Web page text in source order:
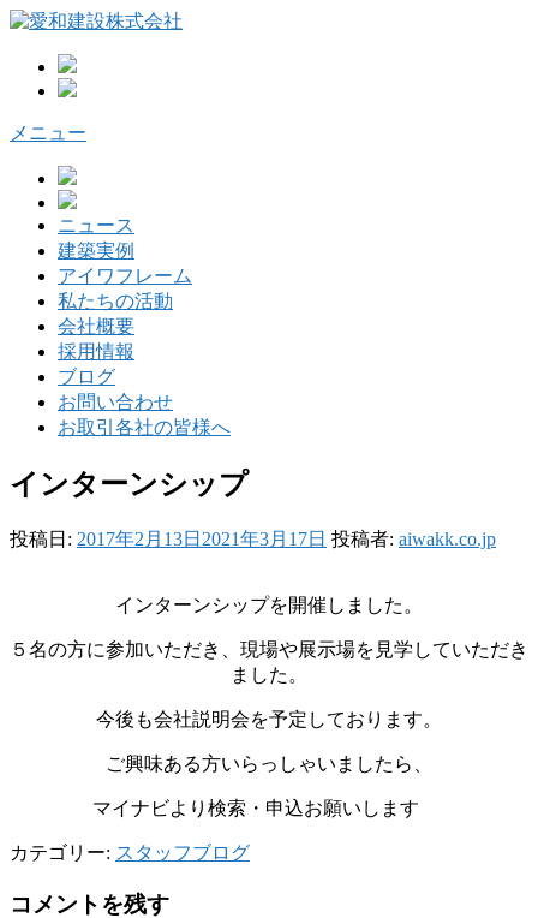
コ
へ
メニュー
ニュース
建築実例
アイワフレーム
私たちの活動
会社概要
採用情報
ブログ
お問い合わせ
お取引各社の皆様へ
インターンシップ
投稿日: 2017年2月13日 2021年3月17日 投稿者: aiwakk.co.jp
インターンシップを開催しました。
５名の方に参加いただき、現場や展示場を見学していただき
ました。
今後も会社説明会を予定しております。
ご興味ある方いらっしゃいましたら、
マイナビより検索・申込お願いします
カテゴリー: スタッフブログ
コメントを残す